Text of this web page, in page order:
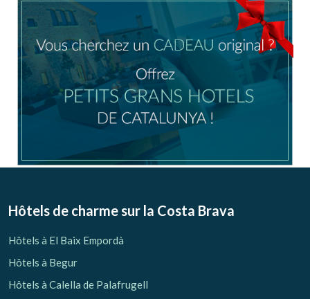
CA ES EN
Hôtels de charme sur la Costa Brava
Hôtels à El Baix Empordà
Hôtels à Begur
Hôtels à Calella de Palafrugell
Modifier les cookies
continuez à naviguer, vous acceptez leur installation.
pouvant, s'il le souhaite, empêcher leur installation sur son
action peut entraîner des difficultés de navigation sur le